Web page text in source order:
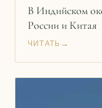
В Индийском
России и Китая
ЧИТАТЬ →